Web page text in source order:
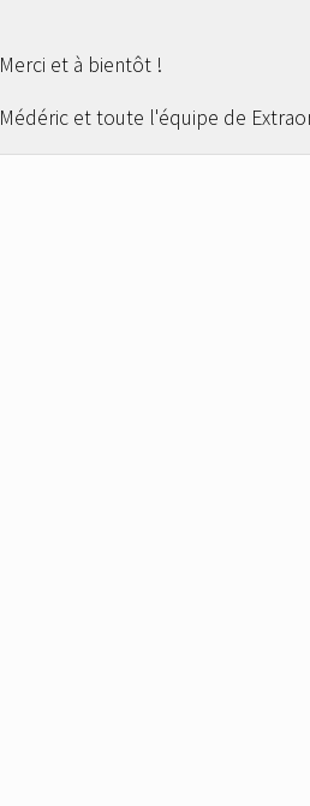
Merci et à bientôt !
Médéric et toute l'équipe de